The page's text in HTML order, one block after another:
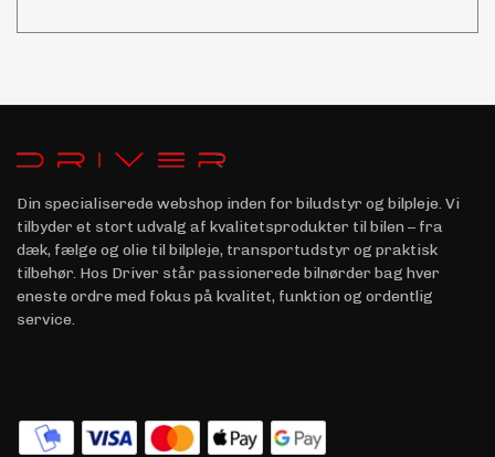
Din specialiserede webshop inden for biludstyr og bilpleje. Vi
tilbyder et stort udvalg af kvalitetsprodukter til bilen – fra
dæk, fælge og olie til bilpleje, transportudstyr og praktisk
tilbehør. Hos Driver står passionerede bilnørder bag hver
eneste ordre med fokus på kvalitet, funktion og ordentlig
service.